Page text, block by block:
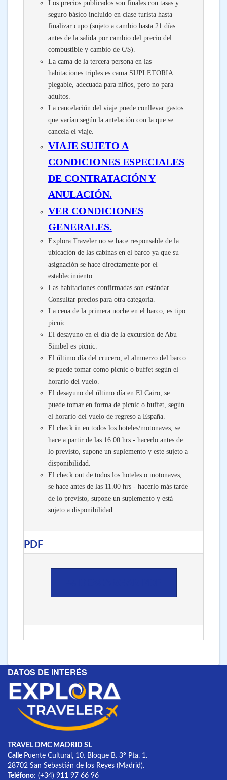
Los precios publicados son finales con tasas y
seguro básico incluido en clase turista hasta
finalizar cupo (sujeto a cambio hasta 21 días
antes de la salida por cambio del precio del
combustible y cambio de €/$).
La cama de la tercera persona en las
habitaciones triples es cama SUPLETORIA
plegable, adecuada para niños, pero no para
adultos.
La cancelación del viaje puede conllevar gastos
que varían según la antelación con la que se
cancela el viaje.
VIAJE SUJETO A
CONDICIONES ESPECIALES
DE CONTRATACIÓN Y
ANULACIÓN.
VER CONDICIONES
GENERALES.
Explora Traveler no se hace responsable de la
ubicación de las cabinas en el barco ya que su
asignación se hace directamente por el
establecimiento.
Las habitaciones confirmadas son estándar.
Consultar precios para otra categoría.
La cena de la primera noche en el barco, es tipo
picnic.
El desayuno en el día de la excursión de Abu
Simbel es picnic.
El último día del crucero, el almuerzo del barco
se puede tomar como picnic o buffet según el
horario del vuelo.
El desayuno del último día en El Cairo, se
puede tomar en forma de picnic o buffet, según
el horario del vuelo de regreso a España.
El check in en todos los hoteles/motonaves, se
hace a partir de las 16.00 hrs - hacerlo antes de
lo previsto, supone un suplemento y este sujeto a
disponibilidad.
El check out de todos los hoteles o motonaves,
se hace antes de las 11.00 hrs - hacerlo más tarde
de lo previsto, supone un suplemento y está
sujeto a disponibilidad.
PDF
DATOS DE INTERÉS
TRAVEL DMC MADRID SL
Calle Puente Cultural, 10. Bloque B. 3º Pta. 1.
28702 San Sebastián de los Reyes (Madrid).
Teléfono: (+34) 911 97 66 96